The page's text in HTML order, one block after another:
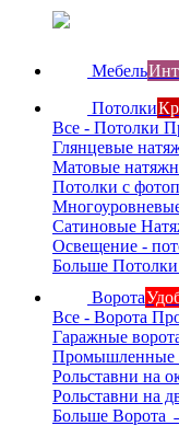
Мебель
Потолки
Все - Потолки
Глянцевые
Матовые
Потолки с
Сатиновые
Освещение -
Больше Потолки
Ворота
Все - Ворота
Гаражные
Промышленные
Рольставни на
Рольставни на
Больше Ворота